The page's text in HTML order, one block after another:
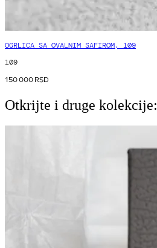
OGRLICA SA OVALNIM SAFIROM, 109
109
150 000RSD
Otkrijte i druge kolekcije: